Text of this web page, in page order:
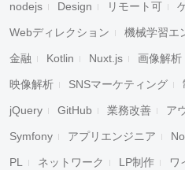
nodejs Design リモート可
Webディレクション 機械学習エ
金融 Kotlin Nuxt.js 画像解析
映像解析 SNSマーケティング
jQuery GitHub 業務改善 ア
Symfony アプリエンジニア
PL ネットワーク LP制作 ワ